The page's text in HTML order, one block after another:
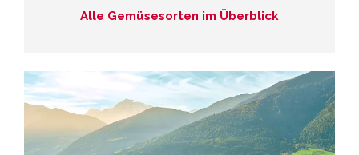
Alle Gemüsesorten im Überblick